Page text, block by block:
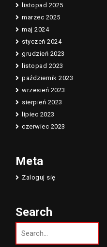
listopad 2025
marzec 2025
maj 2024
styczeń 2024
grudzień 2023
listopad 2023
październik 2023
wrzesień 2023
sierpień 2023
lipiec 2023
czerwiec 2023
Meta
Zaloguj się
Search